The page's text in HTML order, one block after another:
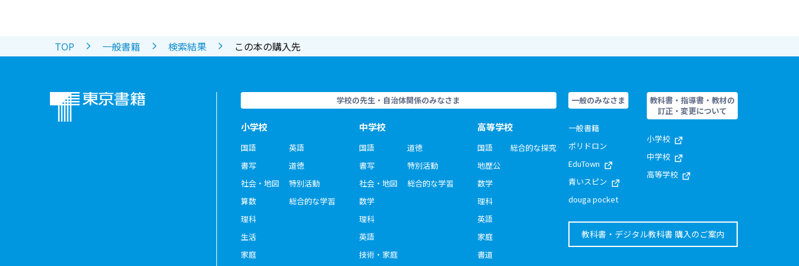
TOP 一般書籍 検索結果 この本の購入先
学校の先生・自治体関係のみなさま
小学校
国語
書写
社会・地図
算数
理科
生活
家庭
英語
道徳
特別活動
総合的な学習
中学校
国語
書写
社会・地図
数学
理科
英語
技術・家庭
道徳
特別活動
総合的な学習
高等学校
国語
地歴公
数学
理科
英語
家庭
書道
総合的な探究
一般のみなさま
一般書籍
ポリドロン
EduTown
青いスピン
douga pocket
教科書・指導書・教材の
訂正・変更について
小学校
中学校
高等学校
教科書・デジタル教科書 購入のご案内